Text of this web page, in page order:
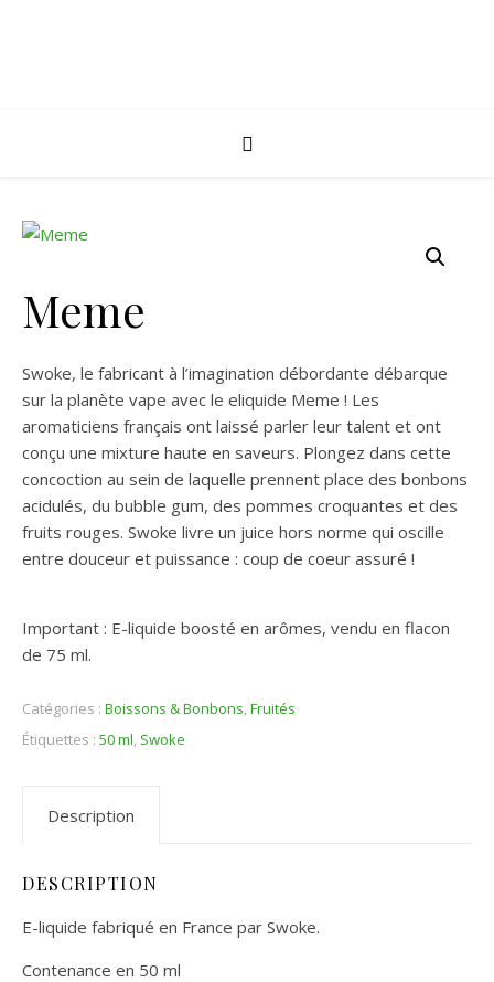
Meme
Swoke, le fabricant à l’imagination débordante débarque
sur la planète vape avec le eliquide Meme ! Les
aromaticiens français ont laissé parler leur talent et ont
conçu une mixture haute en saveurs. Plongez dans cette
concoction au sein de laquelle prennent place des bonbons
acidulés, du bubble gum, des pommes croquantes et des
fruits rouges. Swoke livre un juice hors norme qui oscille
entre douceur et puissance : coup de coeur assuré !
Important : E-liquide boosté en arômes, vendu en flacon
de 75 ml.
Catégories : Boissons & Bonbons,Fruités
Étiquettes : 50 ml, Swoke
Description
DESCRIPTION
E-liquide fabriqué en France par Swoke.
Contenance en 50 ml